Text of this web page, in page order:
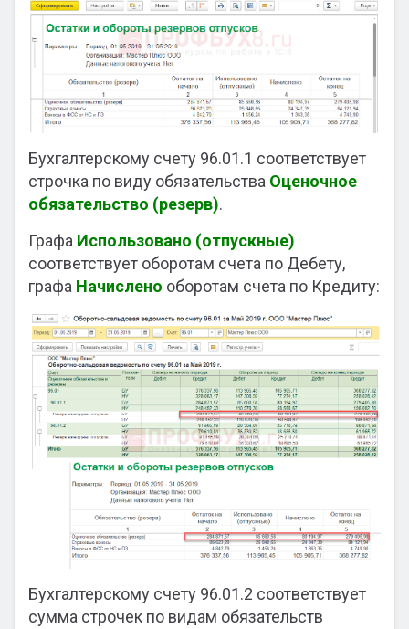
Бухгалтерскому счету 96.01.1 соответствует
строчка по виду обязательства Оценочное
обязательство (резерв).
Графа Использовано (отпускные)
соответствует оборотам счета по Дебету,
графа Начислено оборотам счета по Кредиту:
Бухгалтерскому счету 96.01.2 соответствует
сумма строчек по видам обязательств